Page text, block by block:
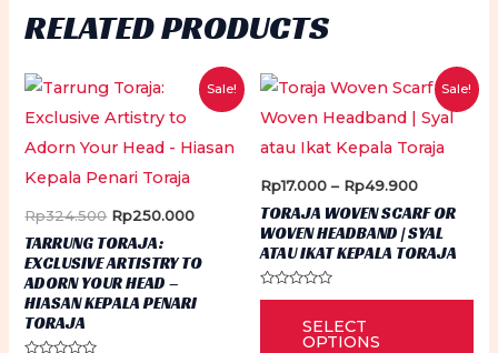
RELATED PRODUCTS
Sale!
Rp324.500 Original
was:
Rp324.500.
Rp250.000Current
Rp250.000.
TARRUNG TORAJA:
EXCLUSIVE ARTISTRY TO
ADORN YOUR HEAD –
HIASAN KEPALA PENARI
TORAJA
Sale!
Rp17.000 – Rp49.900Price
Rp17.000
through
Rp49.900
TORAJA WOVEN SCARF OR
WOVEN HEADBAND | SYAL
ATAU IKAT KEPALA TORAJA
Rated
SELECT
OPTIONS